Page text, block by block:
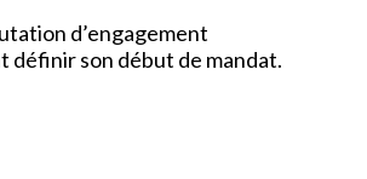
d’engagement
définir son début de mandat.